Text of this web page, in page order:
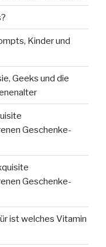
Kinder und
Geeks und die
Geschenke-
Geschenke-
ist welches Vitamin